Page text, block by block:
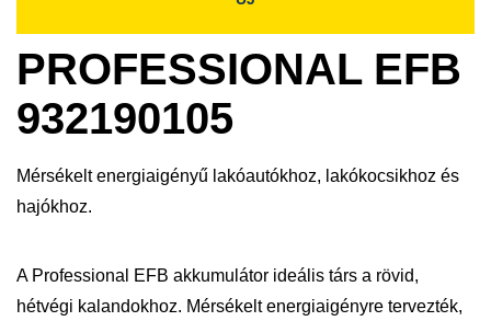
PROFESSIONAL EFB
932190105
Mérsékelt energiaigényű lakóautókhoz, lakókocsikhoz és
hajókhoz.
A Professional EFB akkumulátor ideális társ a rövid,
hétvégi kalandokhoz. Mérsékelt energiaigényre tervezték,